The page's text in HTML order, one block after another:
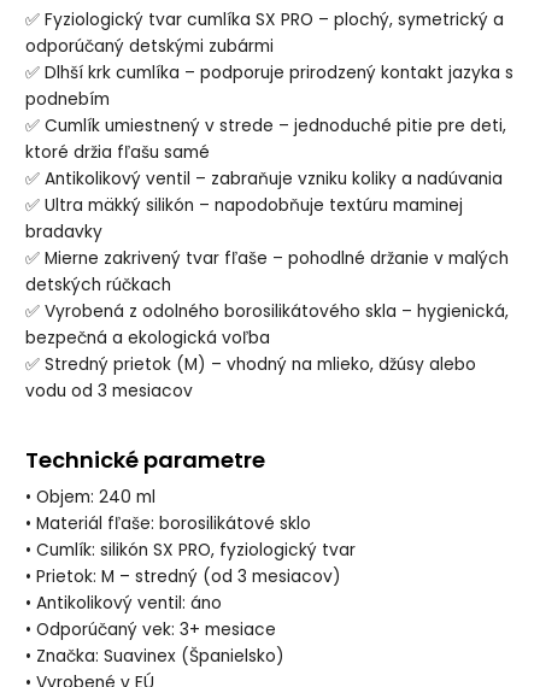
✅ Fyziologický tvar cumlíka SX PRO – plochý, symetrický a
odporúčaný detskými zubármi
✅ Dlhší krk cumlíka – podporuje prirodzený kontakt jazyka s
podnebím
✅ Cumlík umiestnený v strede – jednoduché pitie pre deti,
ktoré držia fľašu samé
✅ Antikolikový ventil – zabraňuje vzniku koliky a nadúvania
✅ Ultra mäkký silikón – napodobňuje textúru maminej
bradavky
✅ Mierne zakrivený tvar fľaše – pohodlné držanie v malých
detských rúčkach
✅ Vyrobená z odolného borosilikátového skla – hygienická,
bezpečná a ekologická voľba
✅ Stredný prietok (M) – vhodný na mlieko, džúsy alebo
vodu od 3 mesiacov
Technické parametre
• Objem: 240 ml
• Materiál fľaše: borosilikátové sklo
• Cumlík: silikón SX PRO, fyziologický tvar
• Prietok: M – stredný (od 3 mesiacov)
• Antikolikový ventil: áno
• Odporúčaný vek: 3+ mesiace
• Značka: Suavinex (Španielsko)